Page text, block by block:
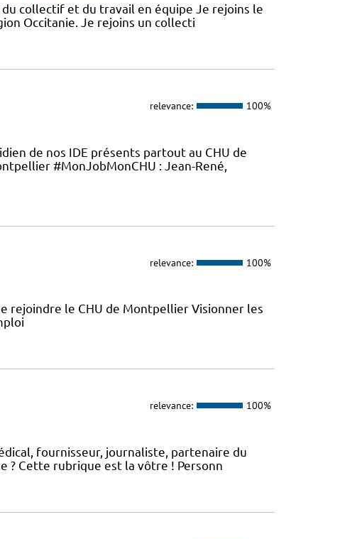
collectif et du travail en équipe Je rejoins le
Occitanie. Je rejoins un collecti
relevance: 100%
de nos IDE présents partout au CHU de
#MonJobMonCHU : Jean-René,
relevance: 100%
rejoindre le CHU de Montpellier Visionner les
relevance: 100%
fournisseur, journaliste, partenaire du
? Cette rubrique est la vôtre ! Personn